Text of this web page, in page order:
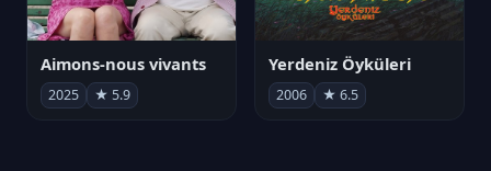
Aimons-nous vivants
2025 ★ 5.9
Yerdeniz Öyküleri
2006 ★ 6.5